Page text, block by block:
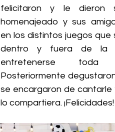
felicitaron y le dieron
homenajeado y sus
en los distintos juegos que
dentro y fuera de la
entretenerse
Posteriormente
se encargaron de cantarle
lo compartiera. ¡Felicidades!